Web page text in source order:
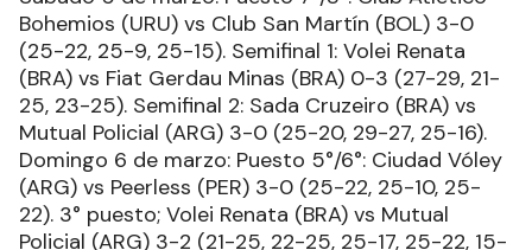
Bohemios (URU) vs Club San Martín (BOL) 3-0
(25-22, 25-9, 25-15). Semifinal 1: Volei Renata
(BRA) vs Fiat Gerdau Minas (BRA) 0-3 (27-29, 21-
25, 23-25). Semifinal 2: Sada Cruzeiro (BRA) vs
Mutual Policial (ARG) 3-0 (25-20, 29-27, 25-16).
Domingo 6 de marzo: Puesto 5°/6°: Ciudad Vóley
(ARG) vs Peerless (PER) 3-0 (25-22, 25-10, 25-
22). 3° puesto; Volei Renata (BRA) vs Mutual
Policial (ARG) 3-2 (21-25, 22-25, 25-17, 25-22, 15-